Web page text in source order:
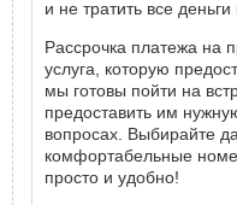
и не тратить все
Рассрочка платежа на
услуга, которую
мы готовы пойти на
предоставить им
вопросах. Выбирайте
комфортабельные
просто и удобно!